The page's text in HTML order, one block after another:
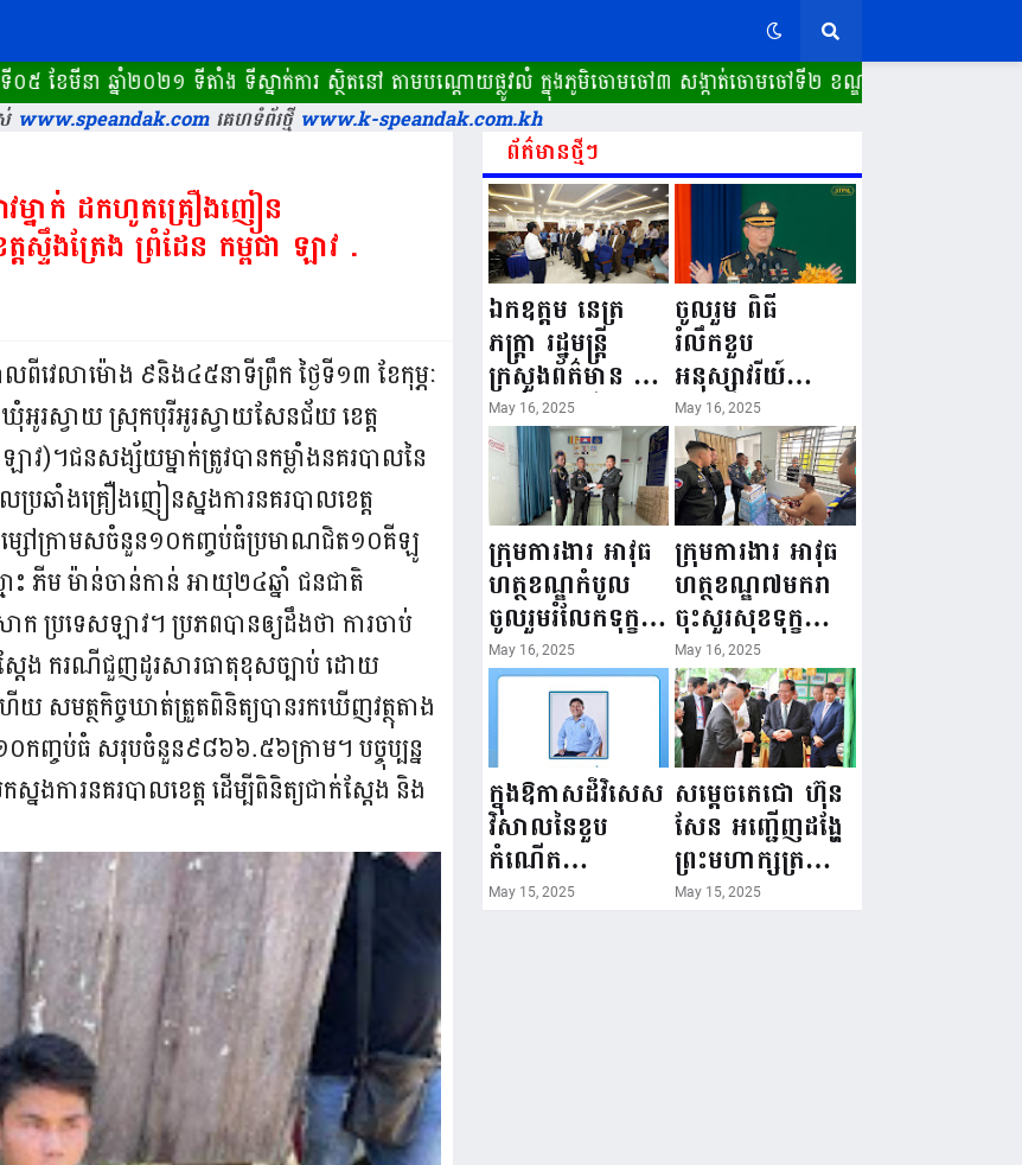
មីនា ឆ្នាំ២០២១ ទីតាំង ទីស្នាក់ការ ស្ថិតនៅ តាមបណ្តោយផ្លូវលំ ក្នុងភូមិចោមចៅ៣ សង្កាត់ចោមចៅទី២ ខណ្ឌពោធិ៍សែនជ័យ រាជ
www.speandak.comគេហទំព័រថ្មីwww.k-speandak.com.kh
វម្នាក់ ដកហូតគ្រឿងញៀន
គីឡូក្រាម នៅច្រក់អន្តរជាតិ ខេត្តស្ទឹងត្រែង ព្រំដែន កម្ពុជា ឡាវ .
ពីវេលាម៉ោង ៩និង៤៥នាទីព្រឹក ថ្ងៃទី១៣ ខែកុម្ភៈ
អូរស្វាយ ស្រុកបុរីអូរស្វាយសែនជ័យ ខេត្ត
ាវ)។ជនសង្ស័យម្នាក់ត្រូវបានកម្លាំងនគរបាលនៃ
រឆាំងគ្រឿងញៀនស្នងការនគរបាលខេត្ត
ទម្សៅក្រាមសចំនួន១០កញ្ចប់ធំប្រមាណជិត១០គីឡូ
ម ម៉ាន់ចាន់កាន់ អាយុ២៤ឆ្នាំ ជនជាតិ
ក ប្រទេសឡាវ។ ប្រភពបានឲ្យដឹងថា ការចាប់
តែង ករណីជួញដូរសារធាតុខុសច្បាប់ ដោយ
សមត្ថកិច្ចឃាត់ត្រួតពិនិត្យបានរកឃើញវត្ថុតាង
ញ្ចប់ធំ សរុបចំនួន៩៨៦៦.៥៦ក្រាម។ បច្ចុប្បន្ន
ងការនគរបាលខេត្ត ដើម្បីពិនិត្យជាក់ស្តែង និង
ព័ត៌មានថ្មីៗ
ឯកឧត្តម នេត្រ
ភក្ត្រា រដ្ឋមន្ត្រី
ក្រសួងព័ត៌មាន នៅ
រសៀលថ្ងៃទី១៦ ខែ
ឧសភា
ឆ្នាំ២០២៥នេះ
បានអញ្ជើញចុះធ្វើ
ជំរឿនថ្នាក់ដឹកនាំ
មន្ត្រីរាជការស៉ីវិល
នៃក្រសួងព័ត៌មាន...
May 16, 2025
ចូលរួម ពិធី
រំលឹកខួប
អនុស្សាវរីយ៍
លើកទី៨០ ថ្ងៃ
កំណើតនគរបាល
ជាតិកម្ពុជា “១៦
ឧសភា ១៩៤៥ ~
១៦ ឧសភា
២០២៥”...
May 16, 2025
ក្រុមការងារ អាវុធ
ហត្ថខណ្ឌកំបូល
ចូលរួមរំលែកទុក្ខ
ដល់គ្រួសារ
សមាជិក ដែល
ឪពុកក្មេករបស់
លោកទទួលមរណៈ
ភាព!
May 16, 2025
ក្រុមការងារ អាវុធ
ហត្ថខណ្ឌ៧មករា
ចុះសួរសុខទុក្ខ
សមាជិក ដែលជួប
គ្រោះថ្នាក់
ចរាចរណ៍ កំពុង
សម្រាកព្យាបាល
នៅមន្ទីរពេទ្យ!
May 16, 2025
ក្នុងឱកាសដ៏វិសេស
វិសាលនៃខួប
កំណើត
គម្រប់ខួប៤៤
May 15, 2025
សម្តេចតេជោ ហ៊ុន
សែន អញ្ជើញដង្ហែ
ព្រះមហាក្សត្រ
យាងទតការតាំង
May 15, 2025